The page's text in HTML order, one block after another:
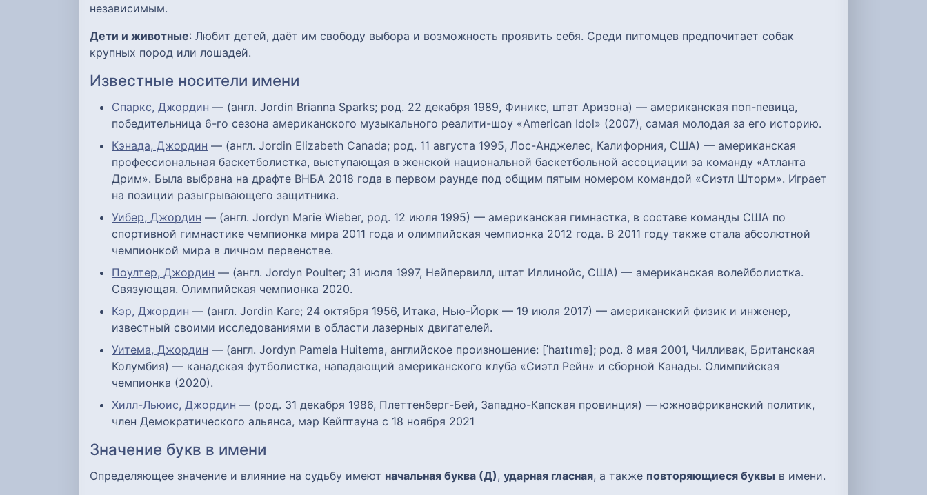
независимым.
Дети и животные: Любит детей, даёт им свободу выбора и возможность проявить себя. Среди питомцев предпочитает собак
крупных пород или лошадей.
Известные носители имени
Спаркс, Джордин — (англ. Jordin Brianna Sparks; род. 22 декабря 1989, Финикс, штат Аризона) — американская поп-певица,
победительница 6-го сезона американского музыкального реалити-шоу «American Idol» (2007), самая молодая за его историю.
Кэнада, Джордин — (англ. Jordin Elizabeth Canada; род. 11 августа 1995, Лос-Анджелес, Калифорния, США) — американская
профессиональная баскетболистка, выступающая в женской национальной баскетбольной ассоциации за команду «Атланта
Дрим». Была выбрана на драфте ВНБА 2018 года в первом раунде под общим пятым номером командой «Сиэтл Шторм». Играет
на позиции разыгрывающего защитника.
Уибер, Джордин — (англ. Jordyn Marie Wieber, род. 12 июля 1995) — американская гимнастка, в составе команды США по
спортивной гимнастике чемпионка мира 2011 года и олимпийская чемпионка 2012 года. В 2011 году также стала абсолютной
чемпионкой мира в личном первенстве.
Поултер, Джордин — (англ. Jordyn Poulter; 31 июля 1997, Нейпервилл, штат Иллинойс, США) — американская волейболистка.
Связующая. Олимпийская чемпионка 2020.
Кэр, Джордин — (англ. Jordin Kare; 24 октября 1956, Итака, Нью-Йорк — 19 июля 2017) — американский физик и инженер,
известный своими исследованиями в области лазерных двигателей.
Уитема, Джордин — (англ. Jordyn Pamela Huitema, английское произношение: [ˈhaɪtɪmə]; род. 8 мая 2001, Чилливак, Британская
Колумбия) — канадская футболистка, нападающий американского клуба «Сиэтл Рейн» и сборной Канады. Олимпийская
чемпионка (2020).
Хилл-Льюис, Джордин — (род. 31 декабря 1986, Плеттенберг-Бей, Западно-Капская провинция) — южноафриканский политик,
член Демократического альянса, мэр Кейптауна с 18 ноября 2021
Значение букв в имени
Определяющее значение и влияние на судьбу имеют начальная буква (Д), ударная гласная, а также повторяющиеся буквы в имени.